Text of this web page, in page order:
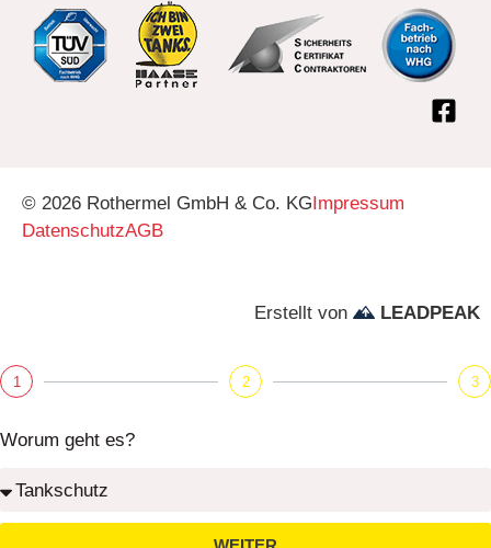
© 2026 Rothermel GmbH & Co. KG Impressum
DatenschutzAGB
Erstellt von LEADPEAK
1 2 3
Worum geht es?